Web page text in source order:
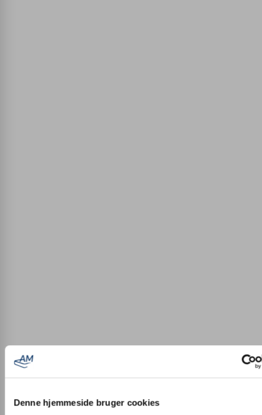
Denne hjemmeside bruger cookies